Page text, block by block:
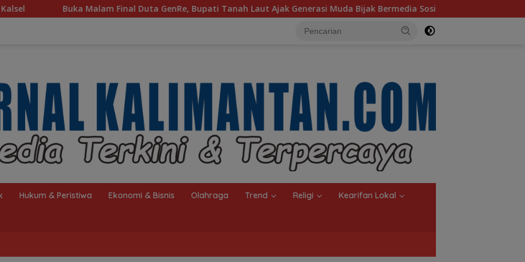
GenRe, Bupati Tanah Laut Ajak Generasi Muda Bijak Bermedia Sosial MTQN ke-23 Simpang Empat Resmi
Hukum & Peristiwa Ekonomi & Bisnis Olahraga Trend Religi Kearifan Lokal